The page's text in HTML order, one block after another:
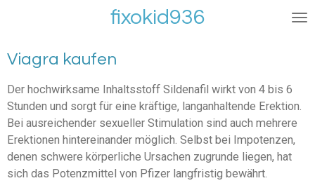
fixokid936
Viagra kaufen
Der hochwirksame Inhaltsstoff Sildenafil wirkt von 4 bis 6
Stunden und sorgt für eine kräftige, langanhaltende Erektion.
Bei ausreichender sexueller Stimulation sind auch mehrere
Erektionen hintereinander möglich. Selbst bei Impotenzen,
denen schwere körperliche Ursachen zugrunde liegen, hat
sich das Potenzmittel von Pfizer langfristig bewährt.